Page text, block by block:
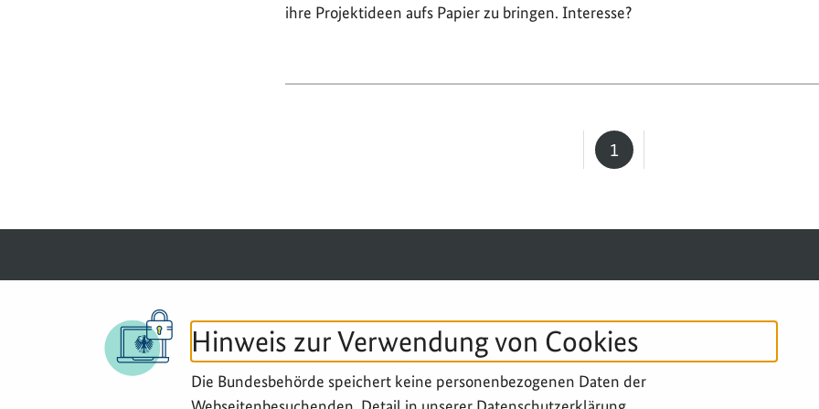
Hinweis zur Verwendung von Cookies
Die Bundesbehörde speichert keine personenbezogenen Daten der
ihre Projektideen aufs Papier zu bringen. Interesse?
Seite
1
© 2026 BGZ SERVICE-NAVIGATION
IMPRESSUM DATENSCHUTZ